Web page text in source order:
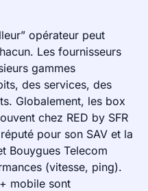
opérateur peut
Les fournisseurs
gammes
des services, des
Globalement, les box
chez RED by SFR
pour son SAV et la
Bouygues Telecom
(vitesse, ping).
mobile sont